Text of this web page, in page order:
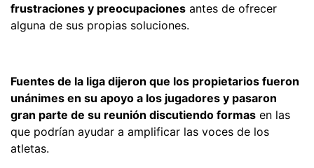
frustraciones y preocupaciones antes de ofrecer
alguna de sus propias soluciones.
Fuentes de la liga dijeron que los propietarios fueron
unánimes en su apoyo a los jugadores y pasaron
gran parte de su reunión discutiendo formas en las
que podrían ayudar a amplificar las voces de los
atletas.